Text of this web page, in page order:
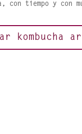
con tiempo y con
kombucha